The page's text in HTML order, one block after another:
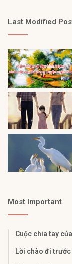
Last Modified
Most Important
Cuộc chia tay
Lời chào đi trước